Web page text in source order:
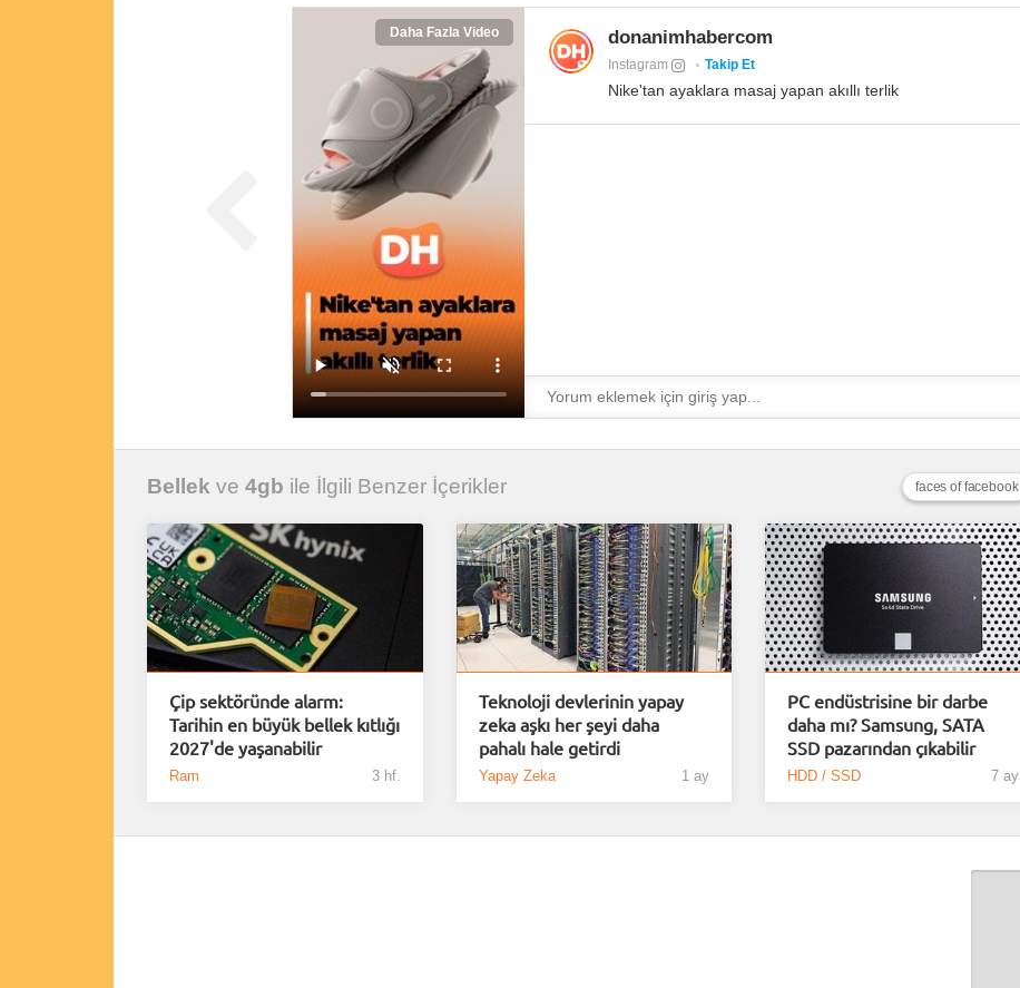
Daha Fazla Video donanimhabercom
Instagram Takip Et
Nike'tan ayaklara masaj yapan akıllı terlik
Bellek ve 4gb ile İlgili Benzer İçerikler faces of facebook
Çip sektöründe alarm:
Tarihin en büyük bellek kıtlığı
2027'de yaşanabilir
Ram 3 hf.
Teknoloji devlerinin yapay
zeka aşkı her şeyi daha
pahalı hale getirdi
Yapay Zeka 1 ay
PC endüstrisine bir darbe
daha mı? Samsung, SATA
SSD pazarından çıkabilir
HDD / SSD 7 ay